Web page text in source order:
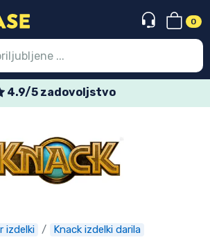
0
4.9/5 zadovoljstvo
izdelki Knack izdelki darila